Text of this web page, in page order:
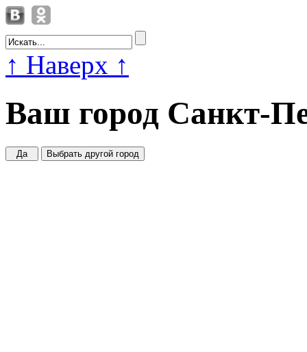
↑ Наверх ↑
Ваш город Санкт-
Да Выбрать другой город